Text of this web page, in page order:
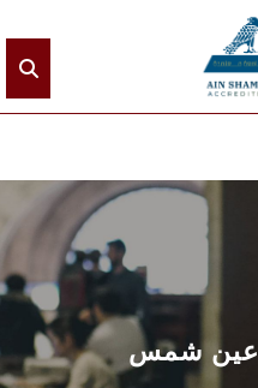
الرئيسيـة
عن الجامعة
القطاعـات عين شمس